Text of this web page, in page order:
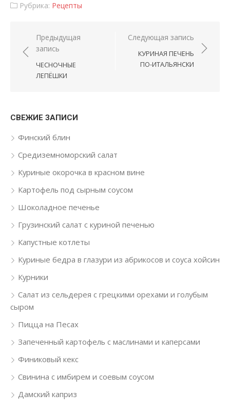
Рубрика: Рецепты
Навигация по записям
Предыдущая
запись
ЧЕСНОЧНЫЕ
ЛЕПЁШКИ
Следующая запись
КУРИНАЯ ПЕЧЕНЬ
ПО-ИТАЛЬЯНСКИ
СВЕЖИЕ ЗАПИСИ
Финский блин
Средиземноморский салат
Куриные окорочка в красном вине
Картофель под сырным соусом
Шоколадное печенье
Грузинский салат с куриной печенью
Капустные котлеты
Куриные бедра в глазури из абрикосов и соуса хойсин
Курники
Салат из сельдерея с грецкими орехами и голубым
сыром
Пицца на Песах
Запеченный картофель с маслинами и каперсами
Финиковый кекс
Свинина с имбирем и соевым соусом
Дамский каприз